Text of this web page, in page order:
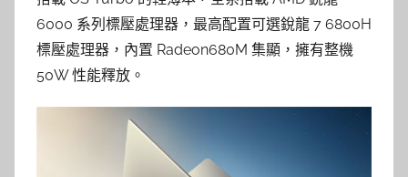
6000 系列標壓處理器，最高配置可選銳龍 7 6800H
標壓處理器，內置 Radeon680M 集顯，擁有整機
50W 性能釋放。